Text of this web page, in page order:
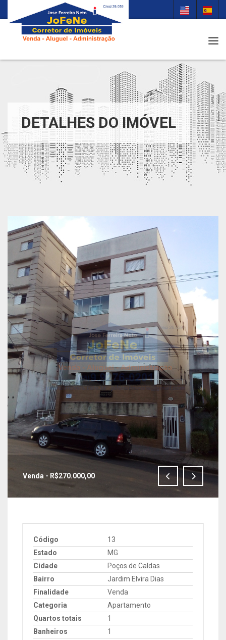
DETALHES DO IMÓVEL
Venda - R$270.000,00
Código
13
Estado
MG
Cidade
Poços de Caldas
Bairro
Jardim Elvira Dias
Finalidade
Venda
Categoria
Apartamento
Quartos totais
1
Banheiros
1